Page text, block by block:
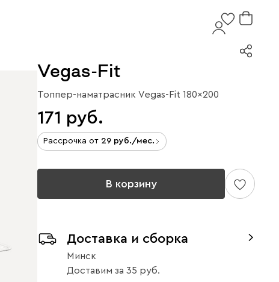
Vegas-Fit
Топпер-наматрасник Vegas-Fit 180x200
171
Рассрочка от 29 /мес.
В корзину
Доставка и сборка
Минск
Доставим за 35